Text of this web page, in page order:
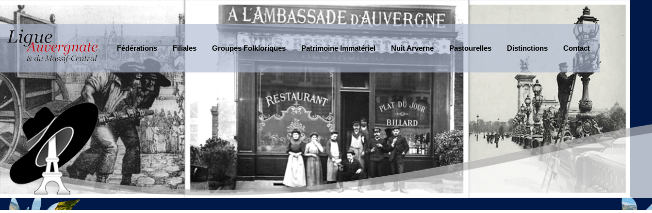
Fédérations Filiales Groupes Folkloriques Patrimoine Immatériel Nuit Arverne Pastourelles Distinctions Contact